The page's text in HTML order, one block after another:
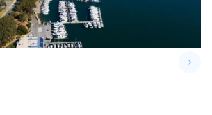
keyboard_arrow_right